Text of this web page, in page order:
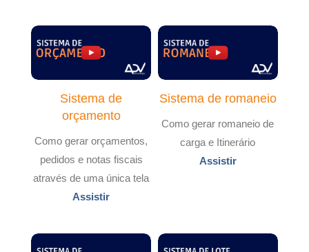
Sistema de
orçamento
Como gerar orçamentos,
pedidos e notas fiscais
através de uma única tela
Assistir
Sistema de romaneio
Como gerar romaneio de
carga e Itinerário
Assistir